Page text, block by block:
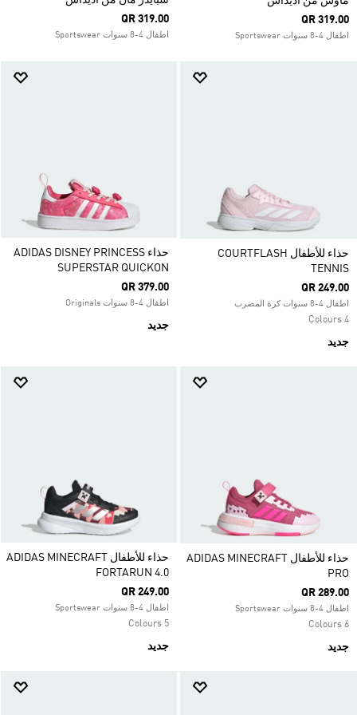
QR 319.00
اطفال 4-8 سنوات Sportswear
QR 319.00
اطفال 4-8 سنوات Sportswear
حذاء للأطفال COURTFLASH
TENNIS
QR 249.00
اطفال 4-8 سنوات كرة المضرب
4 Colours
جديد
حذاء ADIDAS DISNEY PRINCESS
SUPERSTAR QUICKON
QR 379.00
اطفال 4-8 سنوات Originals
جديد
حذاء للأطفال ADIDAS MINECRAFT
PRO
QR 289.00
اطفال 4-8 سنوات Sportswear
6 Colours
جديد
حذاء للأطفال ADIDAS MINECRAFT
FORTARUN 4.0
QR 249.00
اطفال 4-8 سنوات Sportswear
5 Colours
جديد